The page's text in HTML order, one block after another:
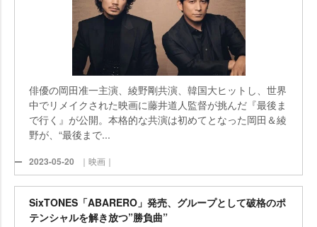
俳優の岡田准一主演、綾野剛共演、韓国大ヒットし、世界
中でリメイクされた映画に藤井道人監督が挑んだ『最後ま
で行く』が公開。本格的な共演は初めてとなった岡田＆綾
野が、“最後まで...
2023-05-20 ｜映画｜
SixTONES「ABARERO」発売、グループとして破格のポ
テンシャルを解き放つ”勝負曲”